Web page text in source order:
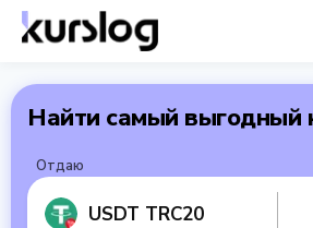
Найти самый выгодный
Отдаю
USDT TRC20